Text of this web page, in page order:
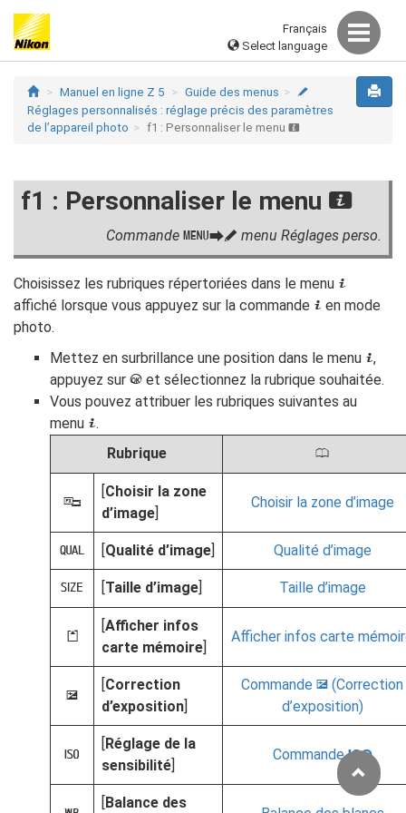
Français
Select language
Manuel en ligne Z 5 Guide des menus A
Réglages personnalisés : réglage précis des paramètres
de l’appareil photo
f1 : Personnaliser le menu i
f1 : Personnaliser le menu i
Commande GUA menu Réglages perso.
Choisissez les rubriques répertoriées dans le menu i
affiché lorsque vous appuyez sur la commande i en mode
photo.
Mettez en surbrillance une position dans le menu i,
appuyez sur J et sélectionnez la rubrique souhaitée.
Vous pouvez attribuer les rubriques suivantes au
menu i.
Rubrique
0
J
[Choisir la zone
d’image]
Choisir la zone d’image
8 [Qualité d’image] Qualité d’image
o [Taille d’image] Taille d’image
N
[Afficher infos
carte mémoire]
Afficher infos carte
E
[Correction
d’exposition]
Commande E (Correction
d’exposition)
9
[Réglage de la
sensibilité]
CommandeS
[Balance des